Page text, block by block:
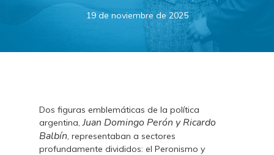
19 de noviembre de 2025
Dos figuras emblemáticas de la política
argentina,Juan Domingo Perón y Ricardo
Balbín, representaban a sectores
profundamente divididos: el Peronismo y